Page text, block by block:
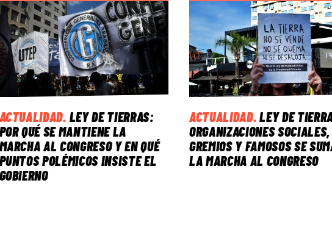
ACTUALIDAD. LEY DE TIERRAS:
POR QUÉ SE MANTIENE LA
MARCHA AL CONGRESO Y EN QUÉ
PUNTOS POLÉMICOS INSISTE EL
GOBIERNO
ACTUALIDAD. LEY DE
ORGANIZACIONES SOCIALES,
GREMIOS Y FAMOSOS SE
LA MARCHA AL CONGRESO